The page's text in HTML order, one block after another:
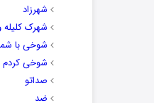
شهرزاد
شهرک کلیله
شوخی با
شوخی کردم
صداتو
ضد